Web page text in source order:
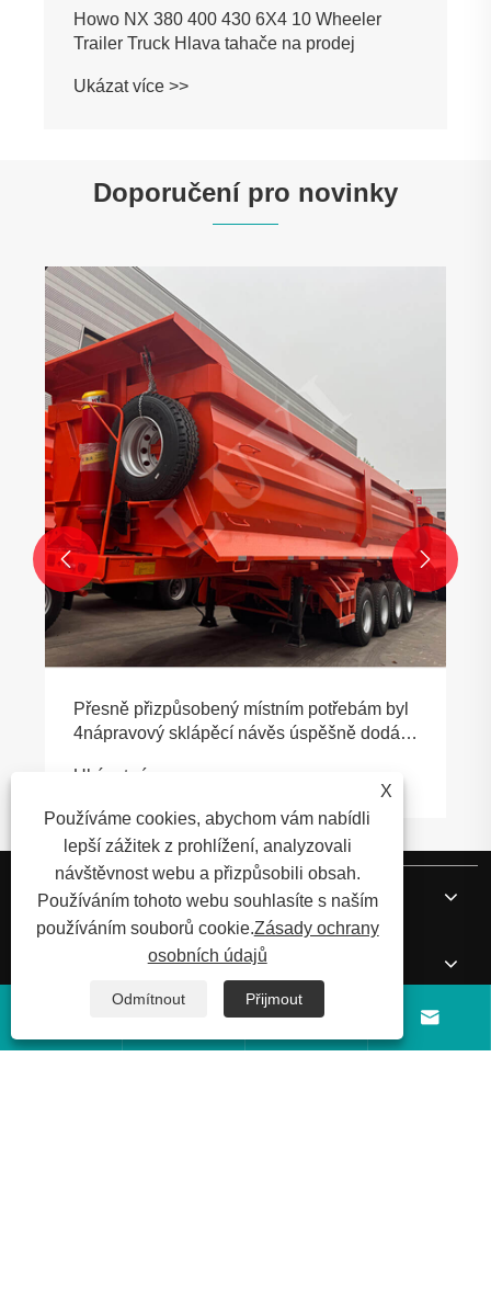
Howo NX 380 400 430 6X4 10 Wheeler
Trailer Truck Hlava tahače na prodej
Ukázat více >>
Doporučení pro novinky
Přesně přizpůsobený místním potřebám byl
4nápravový sklápěcí návěs úspěšně dodán
Ukázat více >>
 
O nás
 
X
Používáme cookies, abychom vám nabídli
lepší zážitek z prohlížení, analyzovali
návštěvnost webu a přizpůsobili obsah.
Používáním tohoto webu souhlasíte s naším
používáním souborů cookie.Zásady ochrany
osobních údajů
Odmítnout Přijmout